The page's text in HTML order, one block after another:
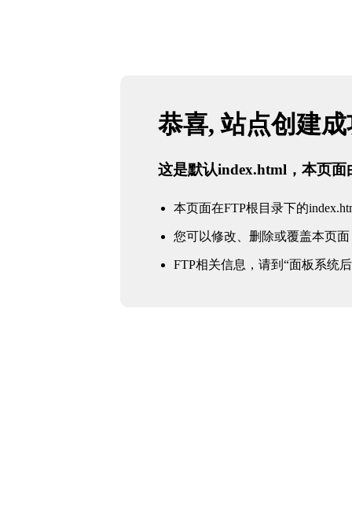
恭喜, 站点创建
这是默认index.html，本页面
本页面在FTP根目录下的
您可以修改、删除或覆盖本页面
FTP相关信息，请到“面板系统